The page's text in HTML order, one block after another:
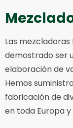
Las
demostrado ser
elaboración de
Hemos
fabricación de
en toda Europa